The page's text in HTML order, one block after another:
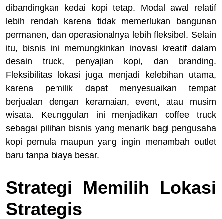
dibandingkan kedai kopi tetap. Modal awal relatif
lebih rendah karena tidak memerlukan bangunan
permanen, dan operasionalnya lebih fleksibel. Selain
itu, bisnis ini memungkinkan inovasi kreatif dalam
desain truck, penyajian kopi, dan branding.
Fleksibilitas lokasi juga menjadi kelebihan utama,
karena pemilik dapat menyesuaikan tempat
berjualan dengan keramaian, event, atau musim
wisata. Keunggulan ini menjadikan coffee truck
sebagai pilihan bisnis yang menarik bagi pengusaha
kopi pemula maupun yang ingin menambah outlet
baru tanpa biaya besar.
Strategi Memilih Lokasi
Strategis